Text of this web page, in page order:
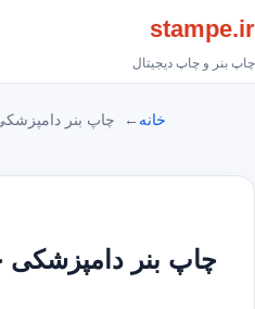
stampe.ir
چاپ بنر و چاپ دیجیتال
خانه چاپ بنر
چاپ بنر دامپزشکی